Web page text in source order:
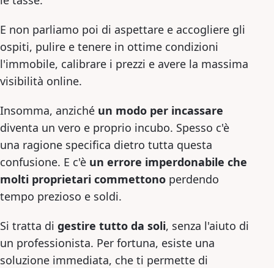
E non parliamo poi di aspettare e accogliere gli
ospiti, pulire e tenere in ottime condizioni
l'immobile, calibrare i prezzi e avere la massima
visibilità online.
Insomma, anziché un modo per incassare
diventa un vero e proprio incubo. Spesso c'è
una ragione specifica dietro tutta questa
confusione. E c'è un errore imperdonabile che
molti proprietari commettono perdendo
tempo prezioso e soldi.
Si tratta di gestire tutto da soli, senza l'aiuto di
un professionista. Per fortuna, esiste una
soluzione immediata, che ti permette di